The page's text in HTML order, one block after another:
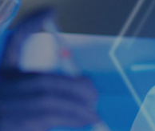
生命科学
发光材料
功能性化学